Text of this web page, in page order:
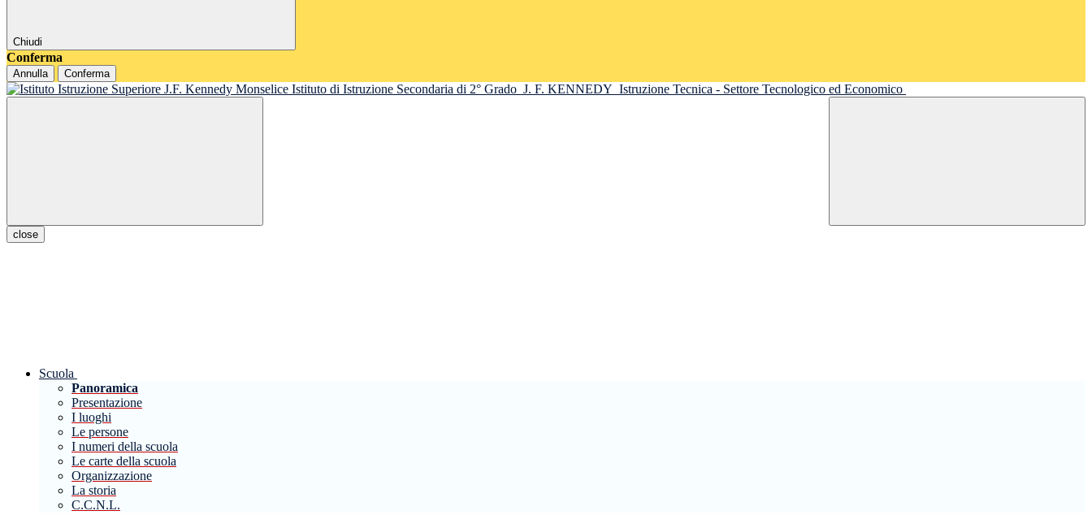
Chiudi
Conferma
Annulla Conferma
Istituto di Istruzione Secondaria di 2° Grado J. F. KENNEDY Istruzione Tecnica - Settore Tecnologico ed Economico
close
Scuola
Panoramica
Presentazione
I luoghi
Le persone
I numeri della scuola
Le carte della scuola
Organizzazione
La storia
C.C.N.L.